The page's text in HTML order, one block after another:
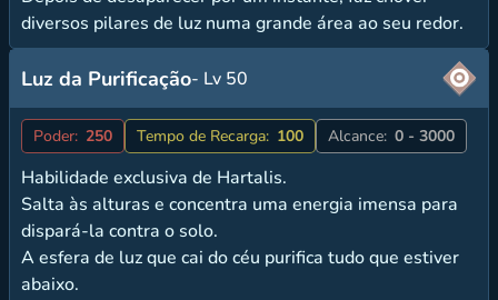
diversos pilares de luz numa grande área ao seu redor.
Luz da Purificação- Lv 50
Poder: 250 Tempo de Recarga: 100 Alcance: 0 - 3000
Habilidade exclusiva de Hartalis.
Salta às alturas e concentra uma energia imensa para
dispará-la contra o solo.
A esfera de luz que cai do céu purifica tudo que estiver
abaixo.